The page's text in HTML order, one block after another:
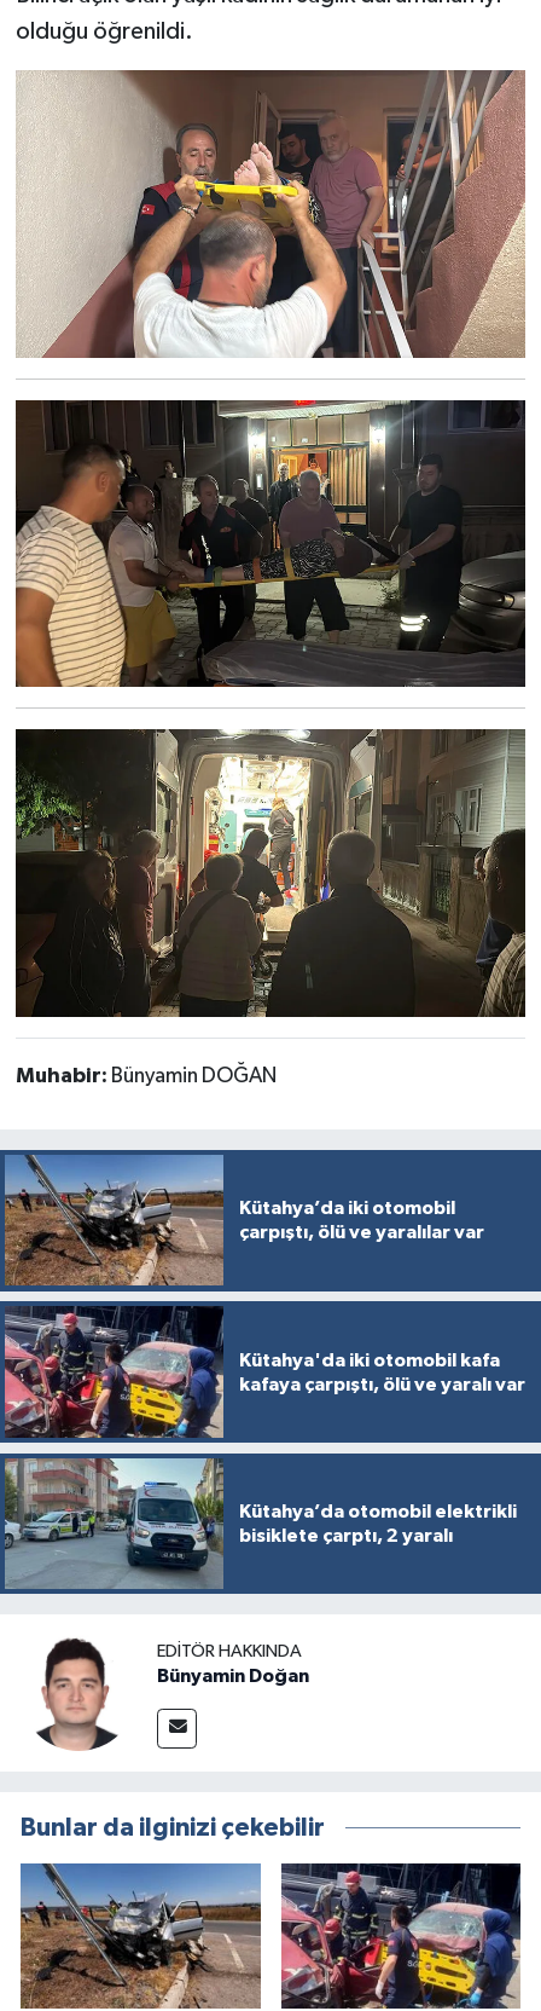
olduğu öğrenildi.
Muhabir: Bünyamin DOĞAN
Kütahya’da iki otomobil
çarpıştı, ölü ve yaralılar var
Kütahya'da iki otomobil kafa
kafaya çarpıştı, ölü ve yaralı var
Kütahya’da otomobil elektrikli
bisiklete çarptı, 2 yaralı
EDITÖR HAKKINDA
Bünyamin Doğan
Bunlar da ilginizi çekebilir